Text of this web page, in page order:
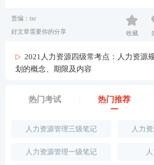
责编：txr
好文章需要你的分享
收藏
2021人力资源四级常考点：人力资源
划的概念、期限及内容
热门考试 热门推荐
人力资源管理三级笔记 人力
人力资源管理一级笔记